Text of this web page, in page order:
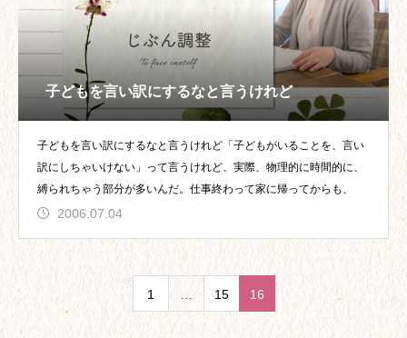
子どもを言い訳にするなと言うけれど
子どもを言い訳にするなと言うけれど「子どもがいることを、言い
訳にしちゃいけない」って言うけれど、実際、物理的に時間的に、
縛られちゃう部分が多いんだ。仕事終わって家に帰ってからも、
2006.07.04
1 15 16